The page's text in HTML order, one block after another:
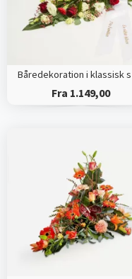
Fra 1.149,00